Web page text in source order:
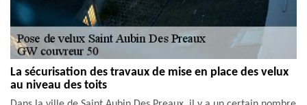
La sécurisation des travaux de mise en place des velux
au niveau des toits